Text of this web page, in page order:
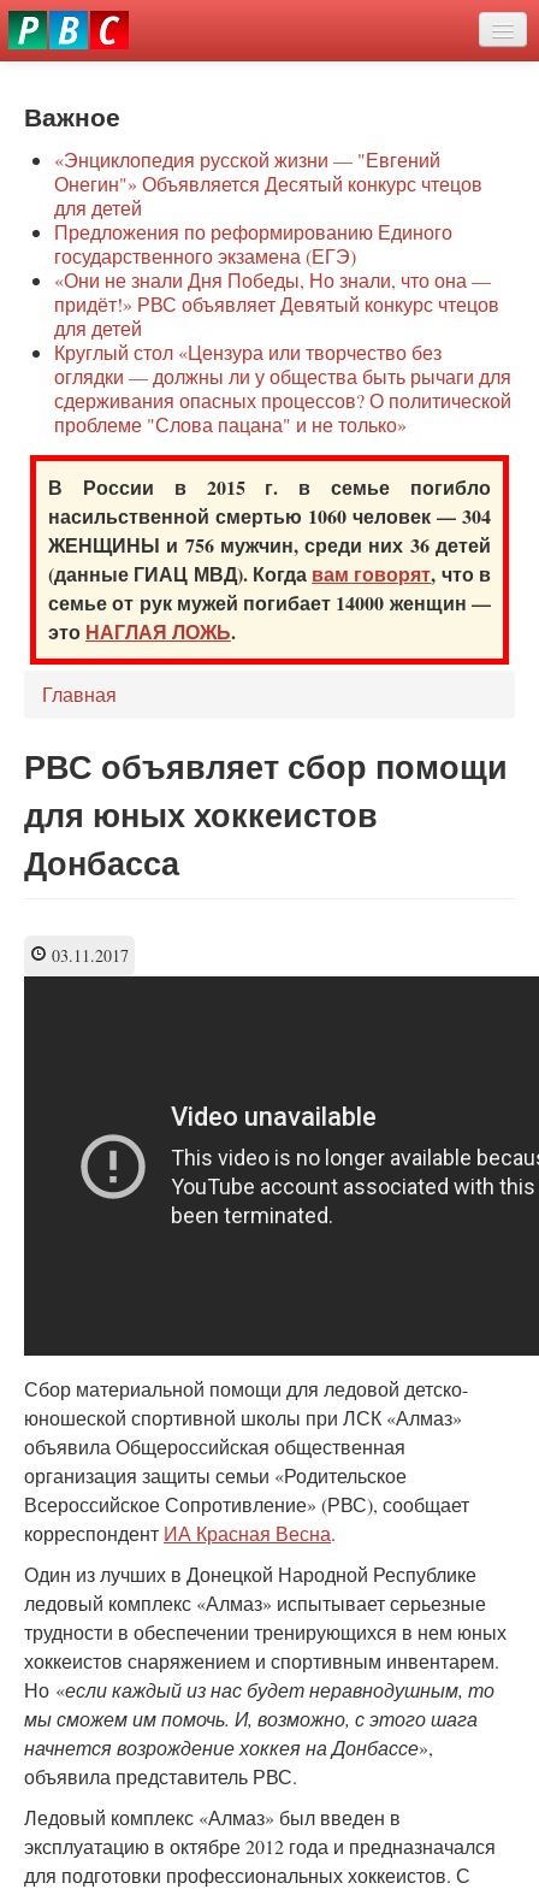
Перейти
к
О нас
Защита семей
Образование
Наше сопротивление
Регионы
Видео
Важное
«Энциклопедия русской жизни — "Евгений
Онегин"» Объявляется Десятый конкурс чтецов
для детей
Предложения по реформированию Единого
государственного экзамена (ЕГЭ)
«Они не знали Дня Победы, Но знали, что она —
придёт!» РВС объявляет Девятый конкурс чтецов
для детей
Круглый стол «Цензура или творчество без
оглядки — должны ли у общества быть рычаги для
сдерживания опасных процессов? О политической
проблеме "Слова пацана" и не только»
В России в 2015 г. в семье погибло
насильственной смертью 1060 человек — 304
ЖЕНЩИНЫ и 756 мужчин, среди них 36 детей
(данные ГИАЦ МВД). Когда вам говорят, что в
семье от рук мужей погибает 14000 женщин —
это НАГЛАЯ ЛОЖЬ.
Главная
РВС объявляет сбор помощи
для юных хоккеистов
Донбасса
03.11.2017
Сбор материальной помощи для ледовой детско-
юношеской спортивной школы при ЛСК «Алмаз»
объявила Общероссийская общественная
организация защиты семьи «Родительское
Всероссийское Сопротивление» (РВС), сообщает
корреспондент ИА Красная Весна.
Один из лучших в Донецкой Народной Республике
ледовый комплекс «Алмаз» испытывает серьезные
трудности в обеспечении тренирующихся в нем юных
хоккеистов снаряжением и спортивным инвентарем.
Но «если каждый из нас будет неравнодушным, то
мы сможем им помочь. И, возможно, с этого шага
начнется возрождение хоккея на Донбассе»,
объявила представитель РВС.
Ледовый комплекс «Алмаз» был введен в
эксплуатацию в октябре 2012 года и предназначался
для подготовки профессиональных хоккеистов. С